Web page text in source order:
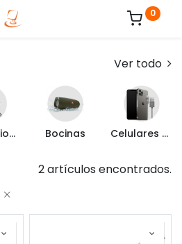
0
Ver todo
Accesorios de Computo Bocinas Celulares y Mas
2 artículos encontrados.